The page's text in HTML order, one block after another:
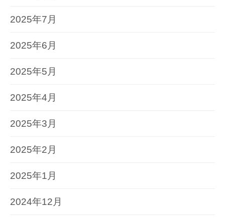
2025年7月
2025年6月
2025年5月
2025年4月
2025年3月
2025年2月
2025年1月
2024年12月